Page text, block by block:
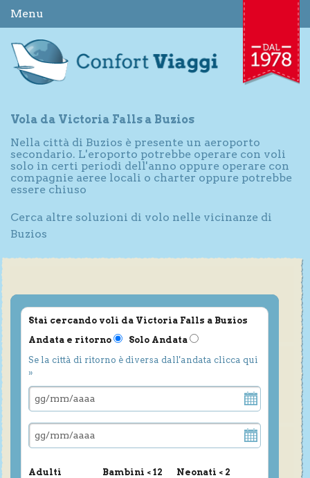
Menu
Vola da Victoria Falls a Buzios
Nella città di Buzios è presente un aeroporto
secondario. L'eroporto potrebbe operare con voli
solo in certi periodi dell'anno oppure operare con
compagnie aeree locali o charter oppure potrebbe
essere chiuso
Cerca altre soluzioni di volo nelle vicinanze di
Buzios
Stai cercando voli da Victoria Falls a Buzios
Andata e ritorno
Solo Andata
Se la città di ritorno è diversa dall'andata clicca qui
»
Adulti Bambini < 12 Neonati < 2